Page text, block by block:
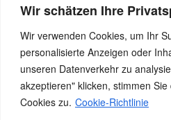
Wir schätzen Ihre
Wir verwenden Cookies, um Ihr
personalisierte Anzeigen oder
unseren Datenverkehr zu
akzeptieren" klicken, stimmen
Cookies zu. Cookie-Richtlinie
Stolz